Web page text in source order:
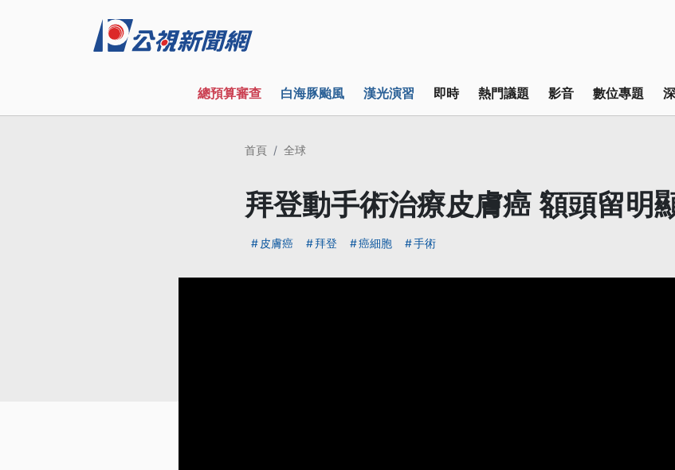
總預算審查 白海豚颱風 漢光演習 即時 熱門議題 影音 數位專題
首頁 全球
拜登動手術治療皮膚癌 額頭留明
皮膚癌 拜登 癌細胞 手術